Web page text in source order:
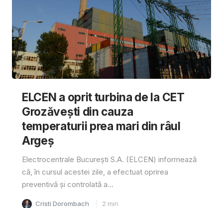
ELCEN a oprit turbina de la CET
Grozăvești din cauza
temperaturii prea mari din râul
Argeș
Electrocentrale București S.A. (ELCEN) informează
că, în cursul acestei zile, a efectuat oprirea
preventivă și controlată a...
Cristi Dorombach 2 min